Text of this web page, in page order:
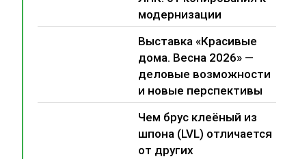
модернизации
Выставка «Красивые
дома. Весна 2026» —
деловые возможности
и новые перспективы
Чем брус клеёный из
шпона (LVL) отличается
от других